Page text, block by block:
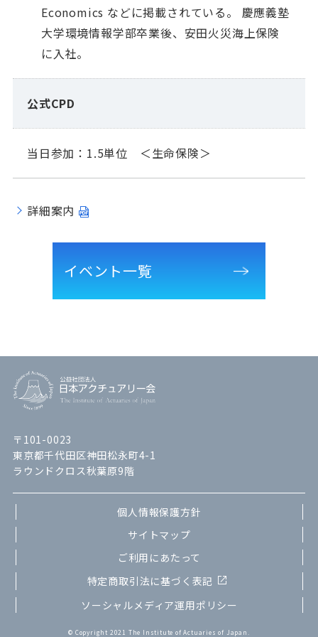
Economics などに掲載されている。 慶應義塾
大学環境情報学部卒業後、安田火災海上保険
に入社。
公式CPD
当日参加：1.5単位 ＜生命保険＞
詳細案内
イベント一覧
〒101-0023
東京都千代田区神田松永町4-1
ラウンドクロス秋葉原9階
個人情報保護方針
サイトマップ
ご利用にあたって
特定商取引法に基づく表記
ソーシャルメディア運用ポリシー
© Copyright 2021 The Institute of Actuaries of Japan.